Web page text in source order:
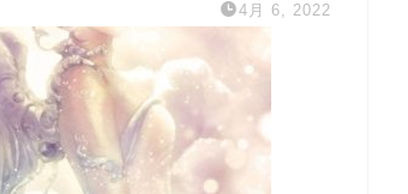
4月 6, 2022